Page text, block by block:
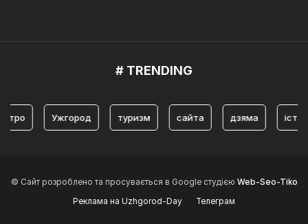
# TRENDING
Ужгород туризм сайта дзяма історія
© Сайт розроблено та просувається в Google студією Web-Seo-Tiko
Реклама на Uzhgorod-Day
Телеграм